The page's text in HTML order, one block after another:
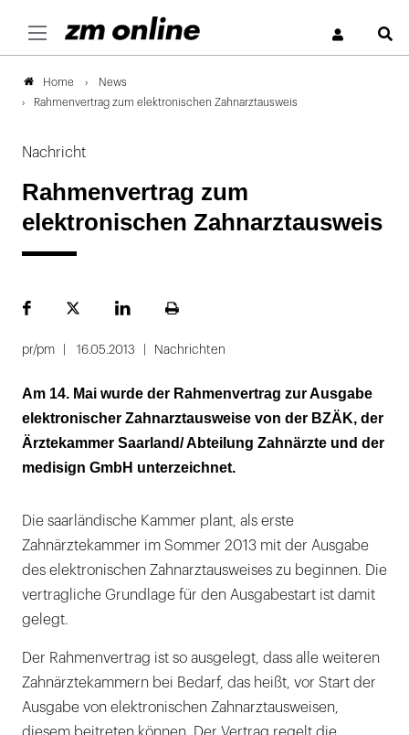
Home
News
Rahmenvertrag zum elektronischen Zahnarztausweis
Nachricht
Rahmenvertrag zum
elektronischen Zahnarztausweis
FacebookPlattformLinekdInSeite
pr/pm 16.05.2013 Nachrichten
Am 14. Mai wurde der Rahmenvertrag zur Ausgabe
elektronischer Zahnarztausweise von der BZÄK, der
Ärztekammer Saarland/ Abteilung Zahnärzte und der
medisign GmbH unterzeichnet.
Die saarländische Kammer plant, als erste
Zahnärztekammer im Sommer 2013 mit der Ausgabe
des elektronischen Zahnarztausweises zu beginnen. Die
vertragliche Grundlage für den Ausgabestart ist damit
gelegt.
Der Rahmenvertrag ist so ausgelegt, dass alle weiteren
Zahnärztekammern bei Bedarf, das heißt, vor Start der
Ausgabe von elektronischen Zahnarztausweisen,
diesem beitreten können. Der Vertrag regelt die